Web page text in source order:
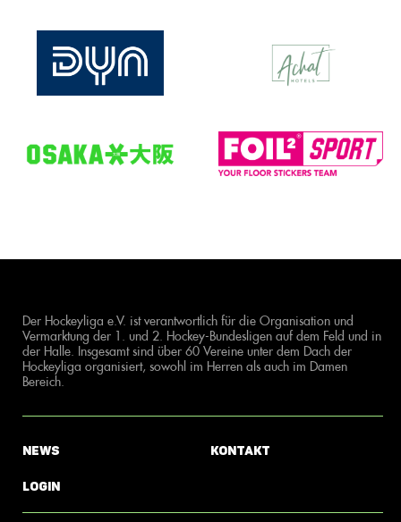
Der Hockeyliga e.V. ist verantwortlich für die Organisation und
Vermarktung der 1. und 2. Hockey-Bundesligen auf dem Feld und in
der Halle. Insgesamt sind über 60 Vereine unter dem Dach der
Hockeyliga organisiert, sowohl im Herren als auch im Damen
Bereich.
News
Login
Kontakt